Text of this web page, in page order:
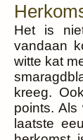
Het is
vandaan
witte kat
kreeg.
points.
laatste